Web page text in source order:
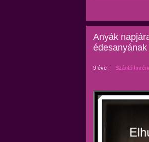
Anyák
édesanyának
9 éve | Szántó